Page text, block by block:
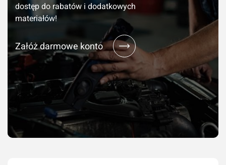
dostęp do rabatów i dodatkowych
materiałów!
Załóż darmowe konto